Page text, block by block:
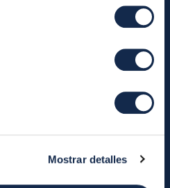
Mostrar detalles